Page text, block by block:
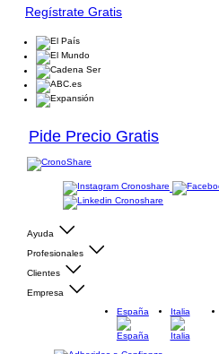
Regístrate Gratis
Pide Precio Gratis
Ayuda
Profesionales
Clientes
Empresa
España
Italia